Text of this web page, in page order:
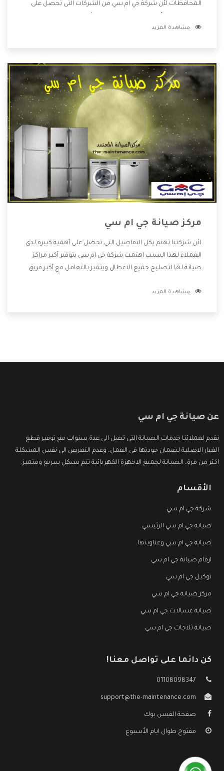
المحافظات لأن شركة جي ام سي من الشركات التى تحصل على
كما أنها تهتم بالخدمات التى تكون بعد البيع معنا هتحصل على
مشاهدة المزيد
مركز صيانة جي ام سي
لأن شركتنا تهتم بكل التفاصيل التى تحصل على أهمية كبيرة لدى
العملاء لهذا السبب اهتمت شركة جي ام سي بتوفير أكبر مراكز
صيانة لها لتصليح جميع الاعطال ويتميز بالتعامل مع أكبر فريق
مكانتنا وعلى عملاءنا الكرام .
مشاهدة المزيد
عن صيانة جي ام سي
نقدم لعملائنا خدمات الصيانة التى تصل الى عدة سنوات مع توفير قطع
الغيار الاصلية لضمان جودتها فى العمل، وعدم التعرض الى نفس المشكلة
اكثر من مرة، الصيانة لجميع الاجهزة الكهربائية تتم بشكل سريع ومتميز.
الأقسام
شركة جي ام سي
صيانة جي ام سي الرئيسي
صيانة جي ام سي وعناوينها
ارقام صيانة جي ام سي
توكيل جي ام سي
مركز صيانة جي ام سي
صيانة غسالات جي ام سي
صيانة ثلاجات جي ام سي
كن دائما على تواصل معنا!
01108098347
support@the-maintenance.com
صفحة الفيس بوك
مفتوح طوال ايام الأسبوع